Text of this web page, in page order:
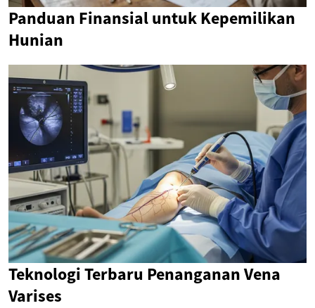
Panduan Finansial untuk Kepemilikan
Hunian
Teknologi Terbaru Penanganan Vena
Varises